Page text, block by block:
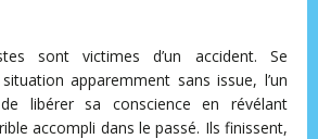
sont victimes d’un accident. Se
apparemment sans issue, l’un
libérer sa conscience en révélant
accompli dans le passé. Ils finissent,